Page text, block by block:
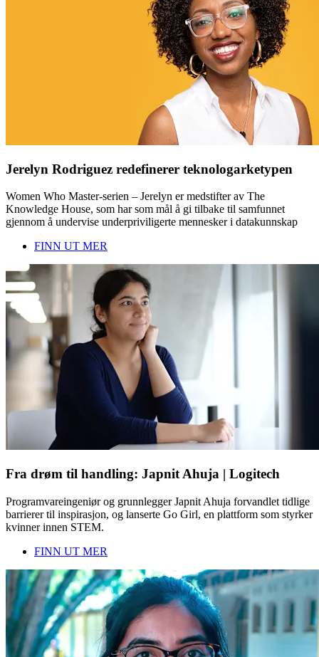
Jerelyn Rodriguez redefinerer teknologarketypen
Women Who Master-serien – Jerelyn er medstifter av The
Knowledge House, som har som mål å gi tilbake til samfunnet
gjennom å undervise underpriviligerte mennesker i datakunnskap
FINN UT MER
Fra drøm til handling: Japnit Ahuja | Logitech
Programvareingeniør og grunnlegger Japnit Ahuja forvandlet tidlige
barrierer til inspirasjon, og lanserte Go Girl, en plattform som styrker
kvinner innen STEM.
FINN UT MER